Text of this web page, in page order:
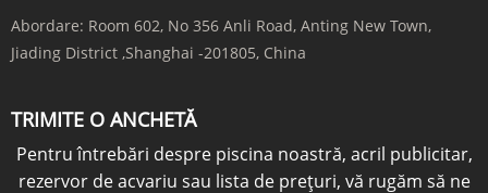
Abordare: Room 602, No 356 Anli Road, Anting New Town,
Jiading District ,Shanghai -201805, China
TRIMITE O ANCHETĂ
Pentru întrebări despre piscina noastră, acril publicitar,
rezervor de acvariu sau lista de prețuri, vă rugăm să ne